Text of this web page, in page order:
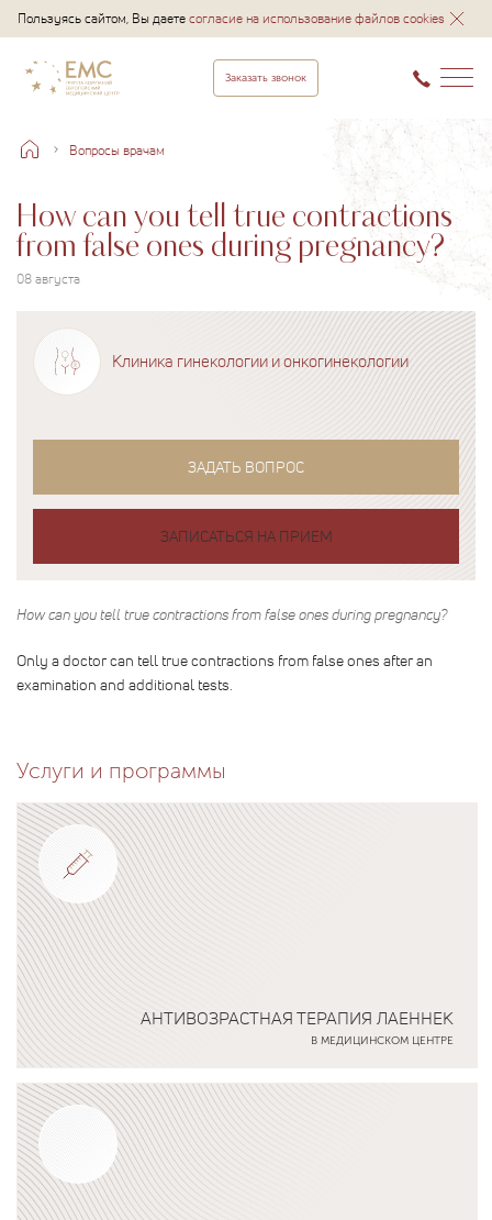
Пользуясь сайтом, Вы даетесогласие на использование файлов cookies
Заказать звонок
Вопросы врачам
How can you tell true contractions
from false ones during pregnancy?
08 августа
Клиника гинекологии и онкогинекологии
ЗАДАТЬ ВОПРОС
ЗАПИСАТЬСЯ НА ПРИЕМ
How can you tell true contractions from false ones during pregnancy?
Only a doctor can tell true contractions from false ones after an
examination and additional tests.
Услуги и программы
АНТИВОЗРАСТНАЯ ТЕРАПИЯ ЛАЕННЕК
В МЕДИЦИНСКОМ ЦЕНТРЕ
Подробнее о программе